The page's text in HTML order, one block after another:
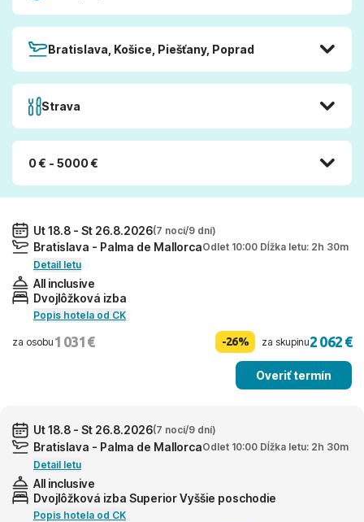
Bratislava, Košice, Piešťany, Poprad
Strava
0 € - 5000 €
Ut 18.8 - St 26.8.2026(7 nocí/9 dní)
Bratislava - Palma de MallorcaOdlet 10:00 Dĺžka letu: 2h 30m
Detail letu
All inclusive
Dvojlôžková izba
Popis hotela od CK
za osobu 1 031 € -26% za skupinu2 062 €
Overiť termín
Ut 18.8 - St 26.8.2026(7 nocí/9 dní)
Bratislava - Palma de MallorcaOdlet 10:00 Dĺžka letu: 2h 30m
Detail letu
All inclusive
Dvojlôžková izba Superior Vyššie poschodie
Popis hotela od CK